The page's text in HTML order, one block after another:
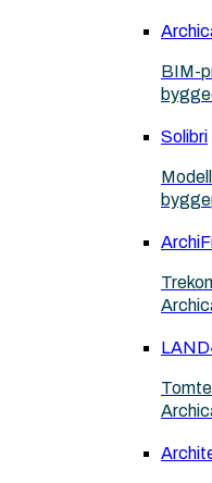
BIM-
Solibri